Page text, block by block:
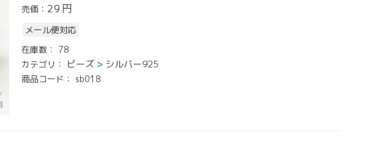
売価： 29 円
メール便対応
在庫数： 78
カテゴリ：
ビーズ シルバー925
商品コード： sb018